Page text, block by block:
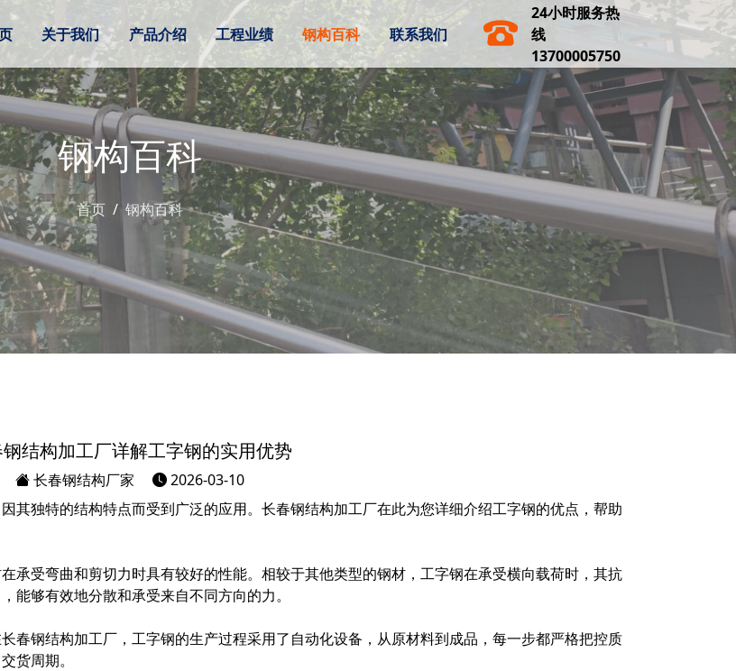
关于我们 产品介绍 工程业绩 钢构百科 联系我们
24小时服务热
线
13700005750
钢构百科
首页 钢构百科
结构加工厂详解工字钢的实用优势
长春钢结构厂家
2026-03-10
其独特的结构特点而受到广泛的应用。长春钢结构加工厂在此为您详细介绍工字钢的优点，帮助
承受弯曲和剪切力时具有较好的性能。相较于其他类型的钢材，工字钢在承受横向载荷时，其抗
能够有效地分散和承受来自不同方向的力。
春钢结构加工厂，工字钢的生产过程采用了自动化设备，从原材料到成品，每一步都严格把控质
货周期。